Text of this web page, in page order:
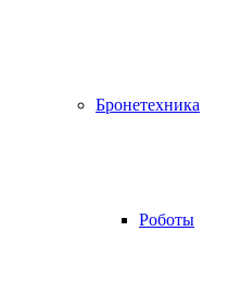
Бронетехника
Роботы